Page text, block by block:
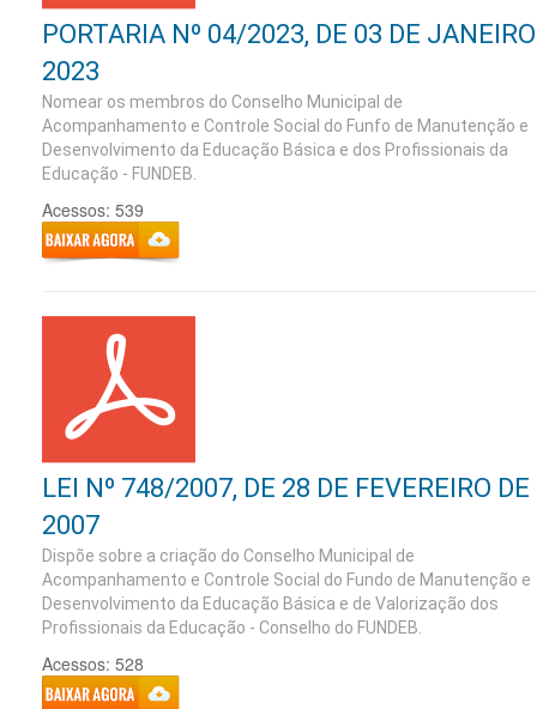
PORTARIA Nº 04/2023, DE 03 DE JANEIRO
2023
Nomear os membros do Conselho Municipal de
Acompanhamento e Controle Social do Funfo de Manutenção e
Desenvolvimento da Educação Básica e dos Profissionais da
Educação - FUNDEB.
Acessos: 539
LEI Nº 748/2007, DE 28 DE FEVEREIRO DE
2007
Dispõe sobre a criação do Conselho Municipal de
Acompanhamento e Controle Social do Fundo de Manutenção e
Desenvolvimento da Educação Básica e de Valorização dos
Profissionais da Educação - Conselho do FUNDEB.
Acessos: 528